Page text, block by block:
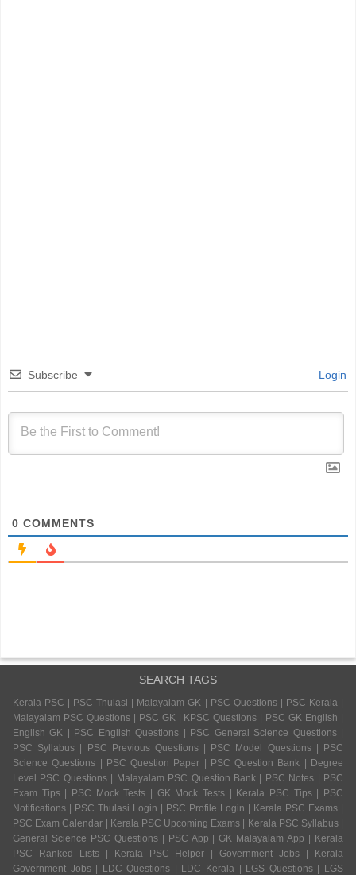
Subscribe Login
0 COMMENTS
SEARCH TAGS
Kerala PSC | PSC Thulasi | Malayalam GK | PSC Questions | PSC Kerala |
Malayalam PSC Questions | PSC GK | KPSC Questions | PSC GK English |
English GK | PSC English Questions | PSC General Science Questions |
PSC Syllabus | PSC Previous Questions | PSC Model Questions | PSC
Science Questions | PSC Question Paper | PSC Question Bank | Degree
Level PSC Questions | Malayalam PSC Question Bank | PSC Notes | PSC
Exam Tips | PSC Mock Tests | GK Mock Tests | Kerala PSC Tips | PSC
Notifications | PSC Thulasi Login | PSC Profile Login | Kerala PSC Exams |
PSC Exam Calendar | Kerala PSC Upcoming Exams | Kerala PSC Syllabus |
General Science PSC Questions | PSC App | GK Malayalam App | Kerala
PSC Ranked Lists | Kerala PSC Helper | Government Jobs | Kerala
Government Jobs | LDC Questions | LDC Kerala | LGS Questions | LGS